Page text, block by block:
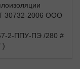
30732-2006 ООО
2-ППУ-ПЭ /280 #
)